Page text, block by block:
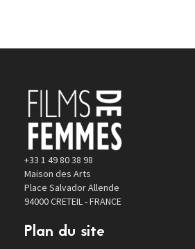
+33 1 49 80 38 98
Maison des Arts
Place Salvador Allende
94000 CRETEIL - FRANCE
Plan du site